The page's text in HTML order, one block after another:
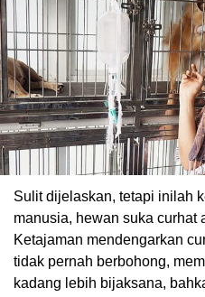
Sulit dijelaskan, tetapi inilah
manusia, hewan suka curhat
Ketajaman mendengarkan
tidak pernah berbohong,
kadang lebih bijaksana,